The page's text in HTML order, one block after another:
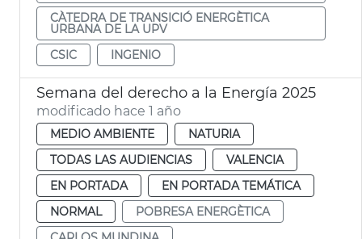
CÀTEDRA DE TRANSICIÓ ENERGÈTICA
URBANA DE LA UPV
CSIC
INGENIO
Semana del derecho a la Energía 2025
modificado hace 1 año
MEDIO AMBIENTE
NATURIA
TODAS LAS AUDIENCIAS
VALENCIA
EN PORTADA
EN PORTADA TEMÁTICA
NORMAL
POBRESA ENERGÈTICA